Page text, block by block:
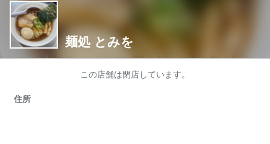
麺処 とみを
この店舗は閉店しています。
住所